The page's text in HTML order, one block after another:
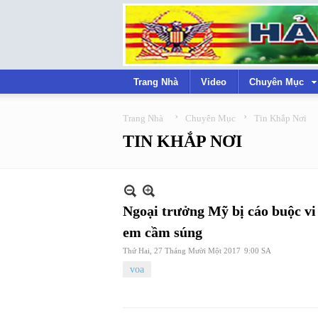
Trang Nhà Video Chuyên Mục
Trang Nhà › Chuyên Mục › Tin Khắp Nơi
TIN KHẮP NƠI
Ngoại trưởng Mỹ bị cáo buộc
em cầm súng
Thứ Hai, 27 Tháng Mười Một 2017 9:00 SA
voa